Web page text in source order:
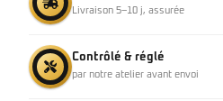
Livraison 5–10 j, assurée
Contrôlé & réglé
par notre atelier avant envoi